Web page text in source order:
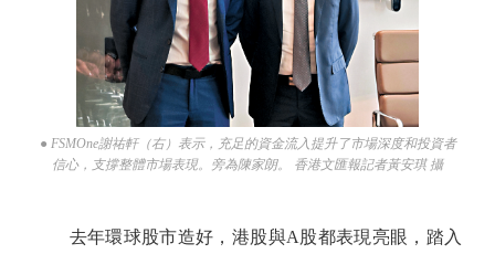
● FSMOne謝祐軒（右）表示，充足的資金流入提升了市場深度和投資者
信心，支撐整體市場表現。旁為陳家朗。 香港文匯報記者黃安琪 攝
去年環球股市造好，港股與A股都表現亮眼，踏入